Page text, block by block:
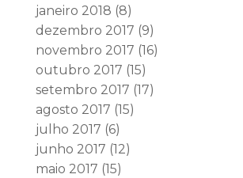
janeiro 2018 (8)
dezembro 2017 (9)
novembro 2017 (16)
outubro 2017 (15)
setembro 2017 (17)
agosto 2017 (15)
julho 2017 (6)
junho 2017 (12)
maio 2017 (15)